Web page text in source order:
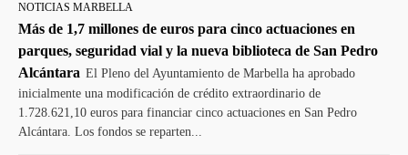
NOTICIAS MARBELLA
Más de 1,7 millones de euros para cinco actuaciones en
parques, seguridad vial y la nueva biblioteca de San Pedro
Alcántara El Pleno del Ayuntamiento de Marbella ha aprobado
inicialmente una modificación de crédito extraordinario de
1.728.621,10 euros para financiar cinco actuaciones en San Pedro
Alcántara. Los fondos se reparten...